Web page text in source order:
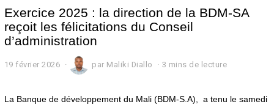
Exercice 2025 : la direction de la BDM-SA
reçoit les félicitations du Conseil
d’administration
19 février 2026
é
par Maliki Diallo 3 mins de lecture
La Banque de développement du Mali (BDM-S.A), a tenu le samedi